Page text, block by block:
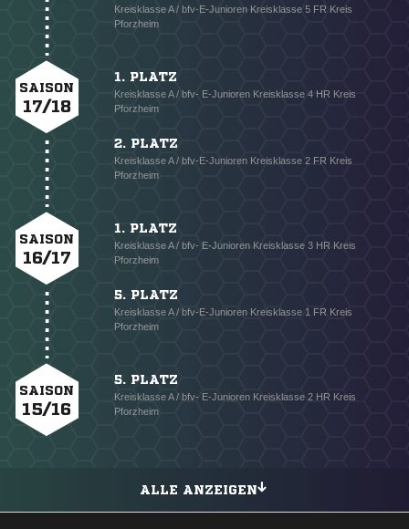
Kreisklasse A / bfv-E-Junioren Kreisklasse 5 FR Kreis
Pforzheim
SAISON
17/18
1. PLATZ
Kreisklasse A / bfv- E-Junioren Kreisklasse 4 HR Kreis
Pforzheim
2. PLATZ
Kreisklasse A / bfv-E-Junioren Kreisklasse 2 FR Kreis
Pforzheim
SAISON
16/17
1. PLATZ
Kreisklasse A / bfv- E-Junioren Kreisklasse 3 HR Kreis
Pforzheim
5. PLATZ
Kreisklasse A / bfv-E-Junioren Kreisklasse 1 FR Kreis
Pforzheim
SAISON
15/16
5. PLATZ
Kreisklasse A / bfv- E-Junioren Kreisklasse 2 HR Kreis
Pforzheim
ALLE ANZEIGEN